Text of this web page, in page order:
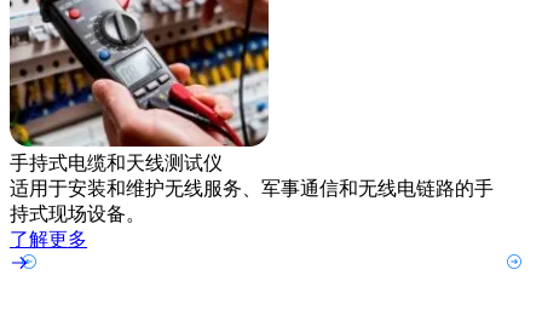
手持式电缆和天线测试仪
适用于安装和维护无线服务、军事通信和无线电链路的手
持式现场设备。
了解更多